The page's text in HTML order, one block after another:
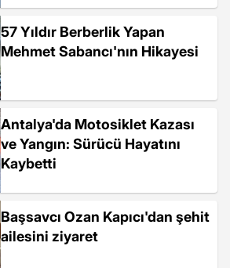
57 Yıldır Berberlik Yapan
Mehmet Sabancı'nın Hikayesi
Antalya'da Motosiklet Kazası
ve Yangın: Sürücü Hayatını
Kaybetti
Başsavcı Ozan Kapıcı'dan şehit
ailesini ziyaret